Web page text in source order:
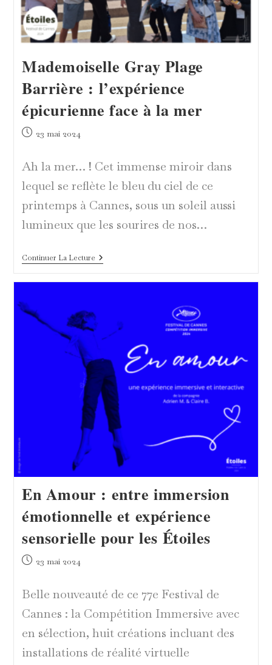
Mademoiselle Gray Plage
Barrière : l’expérience
épicurienne face à la mer
Publication
23 mai 2024
Ah la mer… ! Cet immense miroir dans
lequel se reflète le bleu du ciel de ce
printemps à Cannes, sous un soleil aussi
lumineux que les sourires de nos…
Continuer La LectureMademoiselle
Gray
Épicurienne
Face
À
La
En Amour : entre immersion
émotionnelle et expérience
sensorielle pour les Étoiles
Publication
23 mai 2024
Belle nouveauté de ce 77e Festival de
Cannes : la Compétition Immersive avec
en sélection, huit créations incluant des
installations de réalité virtuelle